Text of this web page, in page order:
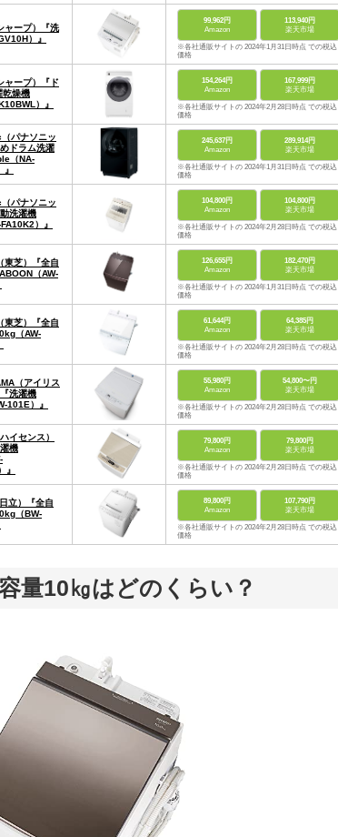
ャープ）『洗
）』
99,962円
Amazon
113,940円
楽天市場
※各社通販サイトの 2024年1月31日時点 での税込
価格
ャープ）『ド
乾燥機
）』
154,264円
Amazon
167,999円
楽天市場
※各社通販サイトの 2024年2月28日時点 での税込
価格
パナソニッ
ドラム洗濯
（‎‎NA-
245,637円
Amazon
289,914円
楽天市場
※各社通販サイトの 2024年1月31日時点 での税込
価格
パナソニッ
洗濯機
）』
104,800円
Amazon
104,800円
楽天市場
※各社通販サイトの 2024年2月28日時点 での税込
価格
東芝）『全自
（‎AW-
126,655円
Amazon
182,470円
楽天市場
※各社通販サイトの 2024年1月31日時点 での税込
価格
東芝）『全自
（AW-
61,644円
Amazon
64,385円
楽天市場
※各社通販サイトの 2024年2月28日時点 での税込
価格
（アイリス
洗濯機
101E）』
55,980円
Amazon
54,800〜円
楽天市場
※各社通販サイトの 2024年2月28日時点 での税込
価格
イセンス）
機
』
79,800円
Amazon
79,800円
楽天市場
※各社通販サイトの 2024年2月28日時点 での税込
価格
立）『全自
（BW-
89,800円
Amazon
107,790円
楽天市場
※各社通販サイトの 2024年2月28日時点 での税込
価格
量10㎏はどのくらい？